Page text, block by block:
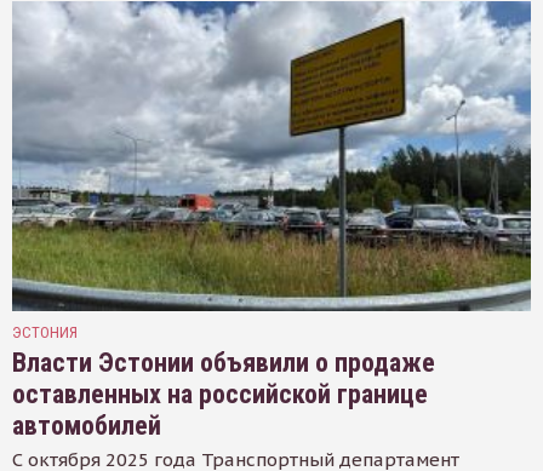
ЭСТОНИЯ
Власти Эстонии объявили о продаже
оставленных на российской границе
автомобилей
С октября 2025 года Транспортный департамент